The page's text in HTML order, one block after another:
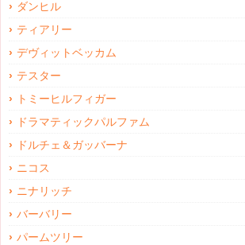
ダンヒル
ティアリー
デヴィットベッカム
テスター
トミーヒルフィガー
ドラマティックパルファム
ドルチェ＆ガッバーナ
ニコス
ニナリッチ
バーバリー
パームツリー